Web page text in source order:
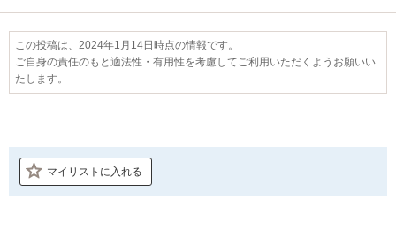
この投稿は、2024年1月14日時点の情報です。
ご自身の責任のもと適法性・有用性を考慮してご利用いただくようお願いい
たします。
マイリストに入れる